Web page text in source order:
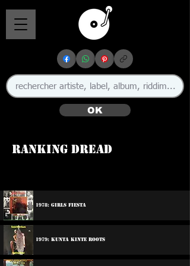
OK
Ranking Dread
1978: Girls Fiesta
1979: Kunta Kinte Roots